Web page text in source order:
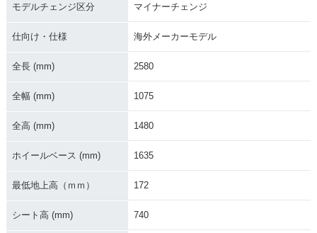
モデルチェンジ区分 マイナーチェンジ
仕向け・仕様 海外メーカーモデル
全長 (mm) 2580
全幅 (mm) 1075
全高 (mm) 1480
ホイールベース (mm) 1635
最低地上高（ｍｍ） 172
シート高 (mm) 740